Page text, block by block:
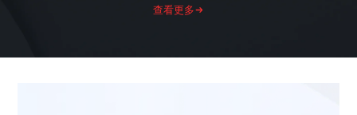
查看更多